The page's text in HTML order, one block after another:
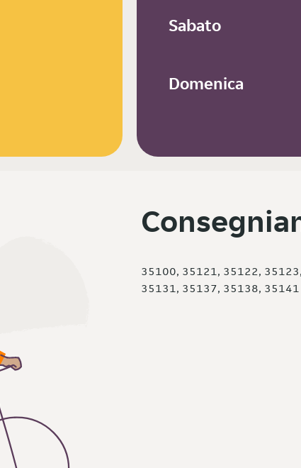
Sabato
Domenica
35100, 35121, 35122,
35131, 35137, 35138, 35141